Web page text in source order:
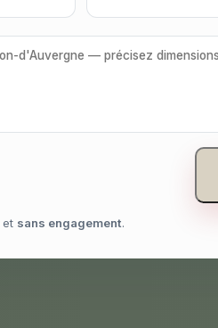
et sans engagement.